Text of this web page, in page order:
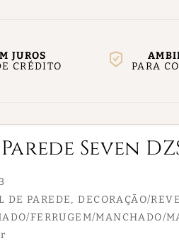
JUROS
CRÉDITO
PARA
Seven
DE PAREDE
DECORAÇÃO/
FERRUGEM/MANCHADO/